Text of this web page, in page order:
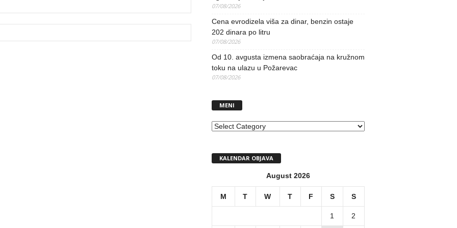
07/08/2026
Cena evrodizela viša za dinar, benzin ostaje
202 dinara po litru
07/08/2026
Od 10. avgusta izmena saobraćaja na kružnom
toku na ulazu u Požarevac
07/08/2026
MENI
MENI
KALENDAR OBJAVA
August 2026
M T W T F S S
1 2